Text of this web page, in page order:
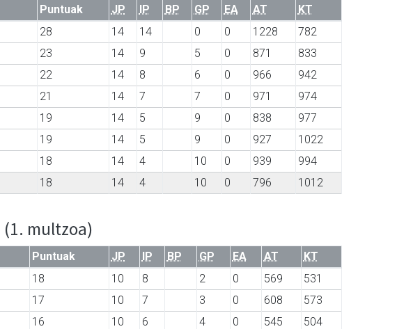
Puntuak JP IP BP GP EA AT
KT
28 14 14 0 0 1228
782
23 14 9 5 0 871
833
22 14 8 6 0 966
942
21 14 7 7 0 971
974
19 14 5 9 0 838
977
19 14 5 9 0 927
1022
18 14 4 10 0 939
994
18 14 4 10 0 796 1012
(1. multzoa)
Puntuak JP IP BP GP EA AT
KT
18 10 8 2 0 569
531
17 10 7 3 0 608
573
16 10 6 4 0 545
504